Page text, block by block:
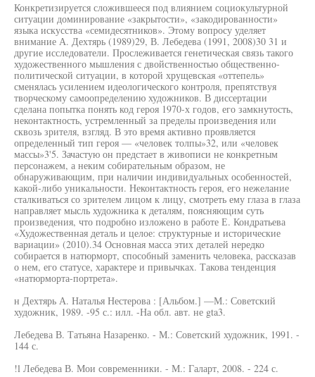
Конкретизируется сложившееся под влиянием социокультурной
ситуации доминирование «закрытости», «закодированности»
языка искусства «семидесятников». Этому вопросу уделяет
внимание А. Дехтярь (1989)29, В. Лебедева (1991, 2008)30 31 и
другие исследователи. Прослеживается генетическая связь такого
художественного мышления с двойственностью общественно-
политической ситуации, в которой хрущевская «оттепель»
сменялась усилением идеологического контроля, препятствуя
творческому самоопределению художников. В диссертации
сделана попытка понять код героя 1970-х годов, его замкнутость,
неконтактность, устремленный за пределы произведения или
сквозь зрителя, взгляд. В это время активно проявляется
определенный тип героя — «человек толпы»32, или «человек
массы»3'5. Зачастую он предстает в живописи не конкретным
персонажем, а неким собирательным образом, не
обнаруживающим, при наличии индивидуальных особенностей,
какой-либо уникальности. Неконтактность героя, его нежелание
сталкиваться со зрителем лицом к лицу, смотреть ему глаза в глаза
направляет мысль художника к деталям, поясняющим суть
произведения, что подробно изложено в работе Е. Кондратьева
«Художественная деталь и целое: структурные и исторические
вариации» (2010).34 Основная масса этих деталей нередко
собирается в натюрморт, способный заменить человека, рассказав
о нем, его статусе, характере и привычках. Такова тенденция
«натюрморта-портрета».
н Дехтярь А. Наталья Нестерова : [Альбом.] —М.: Советский
художник, 1989. -95 с.: илл. -На обл. авт. не gta3.
Лебедева В. Татьяна Назаренко. - М.: Советский художник, 1991. -
144 с.
!l Лебедева В. Мои современники. - М.: Галарт, 2008. - 224 с.